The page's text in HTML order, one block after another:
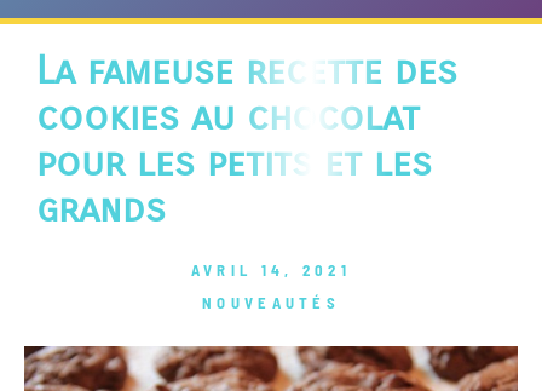
La fameuse recette des
cookies au chocolat
pour les petits et les
grands
AVRIL 14, 2021
NOUVEAUTÉS